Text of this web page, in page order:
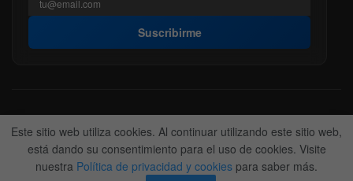
Suscribirme
Acerca de nosotros Politica Editorial
Nuestro Equipo
Contactanos
Anunciate
© 2022-2026BitFinanzas- Hecho porTeam DM. 😎
Este sitio web utiliza cookies. Al continuar utilizando este sitio web,
está dando su consentimiento para el uso de cookies. Visite
nuestra Política de privacidad y cookies para saber más.